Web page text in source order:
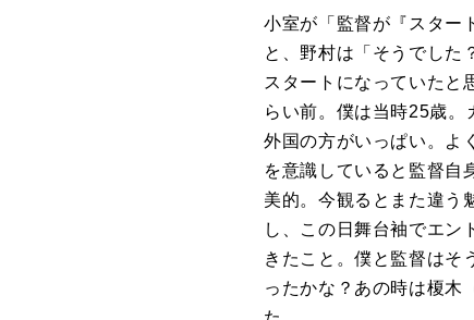
小室が「監督が『スター
と、野村は「そうでした
スタートになっていたと
らい前。僕は当時25歳
外国の方がいっぱい。よ
を意識していると監督自
美的。今観るとまた違う
し、この日舞台袖でエン
きたこと。僕と監督はそ
ったかな？あの時は榎木